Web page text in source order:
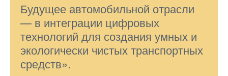
Будущее автомобильной отрасли
— в интеграции цифровых
технологий для создания умных и
экологически чистых транспортных
средств».